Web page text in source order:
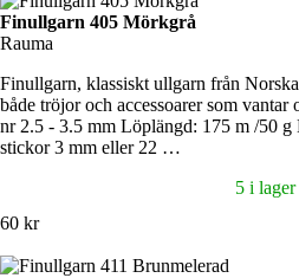
Finullgarn 405 Mörkgrå
Rauma
Finullgarn, klassiskt ullgarn från
både tröjor och accessoarer som
nr 2.5 - 3.5 mm Löplängd: 175 m /50 g
stickor 3 mm eller 22 …
5 i lager
60 kr